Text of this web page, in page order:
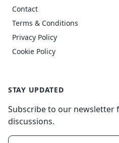
Contact
Terms & Conditions
Privacy Policy
Cookie Policy
STAY UPDATED
Subscribe to our newsletter
discussions.